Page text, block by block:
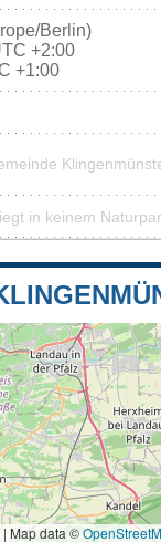
Berlin)
+2:00
+1:00
in keinem
| Map data ©